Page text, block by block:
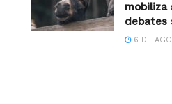
mobiliza
debates
6 DE